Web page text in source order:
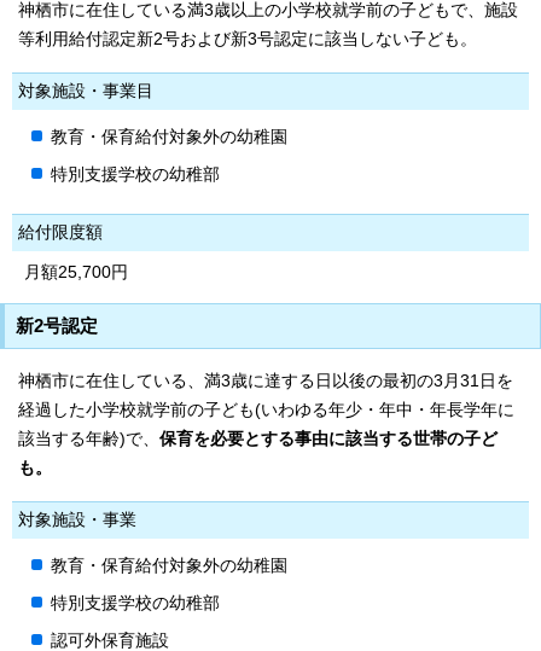
神栖市に在住している満3歳以上の小学校就学前の子どもで、施設
等利用給付認定新2号および新3号認定に該当しない子ども。
対象施設・事業目
教育・保育給付対象外の幼稚園
特別支援学校の幼稚部
給付限度額
月額25,700円
新2号認定
神栖市に在住している、満3歳に達する日以後の最初の3月31日を
経過した小学校就学前の子ども(いわゆる年少・年中・年長学年に
該当する年齢)で、 保育を必要とする事由に該当する世帯の子ど
も。
対象施設・事業
教育・保育給付対象外の幼稚園
特別支援学校の幼稚部
認可外保育施設